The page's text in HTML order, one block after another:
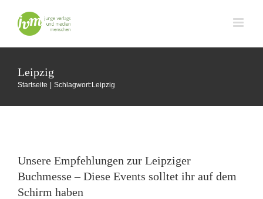
Inhalt
springen
Leipzig
Startseite Schlagwort:Leipzig
dem Schirm haben
Buchmesse Buchmesse Leipzig Karriere
Unsere Empfehlungen zur Leipziger
Buchmesse – Diese Events solltet ihr auf dem
Schirm haben